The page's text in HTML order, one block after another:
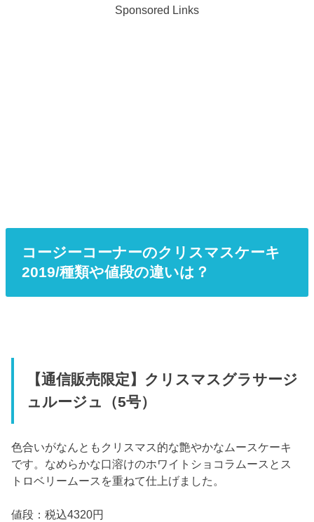
Sponsored Links
コージーコーナーのクリスマスケーキ
2019/種類や値段の違いは？
【通信販売限定】クリスマスグラサージ
ュルージュ（5号）
色合いがなんともクリスマス的な艶やかなムースケーキ
です。なめらかな口溶けのホワイトショコラムースとス
トロベリームースを重ねて仕上げました。
値段：税込4320円